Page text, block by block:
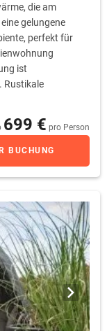
die am
gelungene
perfekt für
ist
Rustikale
gemütliche
heimelige
Die
Sie begeistern
699 € pro Person
BUCHUNG